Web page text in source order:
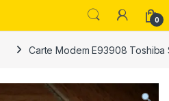
0
Carte Modem E93908 Toshiba